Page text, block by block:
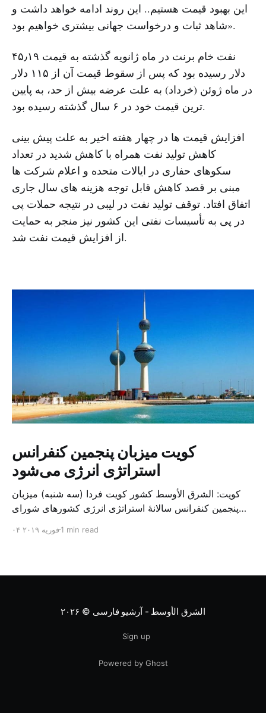
این بهبود قیمت هستیم.. این روند ادامه خواهد داشت و
شاهد ثبات و درخواست جهانی بیشتری خواهیم بود».
نفت خام برنت در ماه ژانویه گذشته به قیمت ۴۵٫۱۹
دلار رسیده بود که پس از سقوط قیمت آن از ۱۱۵ دلار
در ماه ژوئن (خرداد) به علت عرضه بیش از حد، به پایین
ترین قیمت خود در ۶ سال گذشته رسیده بود.
افزایش قیمت ها در چهار هفته اخیر به علت پیش بینی
کاهش تولید نفت همراه با کاهش شدید در تعداد
سکوهای حفاری در ایالات متحده و اعلام شرکت ها
مبنی بر قصد کاهش قابل توجه هزینه های سال جاری
اتفاق افتاد. توقف تولید نفت در لیبی در نتیجه حملات پی
در پی به تأسیسات نفتی این کشور نیز منجر به حمایت
از افزایش قیمت نفت شد.
کویت میزبان پنجمین کنفرانس
استراتژی انرژی می‌شود
کویت: الشرق الأوسط کشور کویت فردا (سه شنبه) میزبان
پنجمین کنفرانس سالانهٔ استراتژی انرژی کشورهای شورای
متخصص از شرکت‌های جهانی نفت و گاز در این کنفرانس
۰۴ فوریه ۲۰۱۹1 min read
الشرق الأوسط - آرشیو فارسی © ۲۰۲۶
Sign up
Powered by Ghost